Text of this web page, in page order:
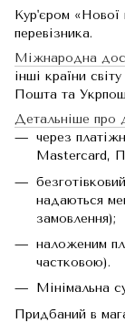
Кур'єром
перевізника.
Міжнародна
інші країни
Пошта та
Детальніше про
через
Mastercard,
надаються
замовлення);
наложеним
частковою).
Мінімальна
Придбаний в